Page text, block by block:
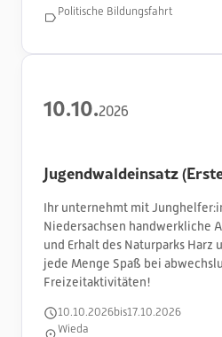
Politische Bildungsfahrt
10.10.2026
Jugendwaldeinsatz
Ihr unternehmt mit
Niedersachsen handwerkliche
und Erhalt des Naturparks Harz
jede Menge Spaß bei
Freizeitaktivitäten!
10.10.2026bis17.10.2026
Wieda